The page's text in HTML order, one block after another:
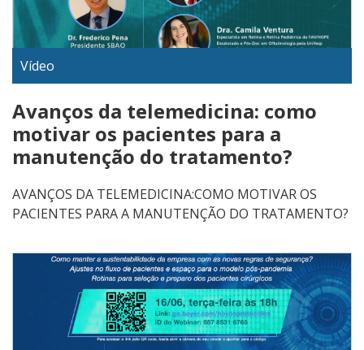
Vídeo
Avanços da telemedicina: como
motivar os pacientes para a
manutenção do tratamento?
AVANÇOS DA TELEMEDICINA:COMO MOTIVAR OS
PACIENTES PARA A MANUTENÇÃO DO TRATAMENTO?